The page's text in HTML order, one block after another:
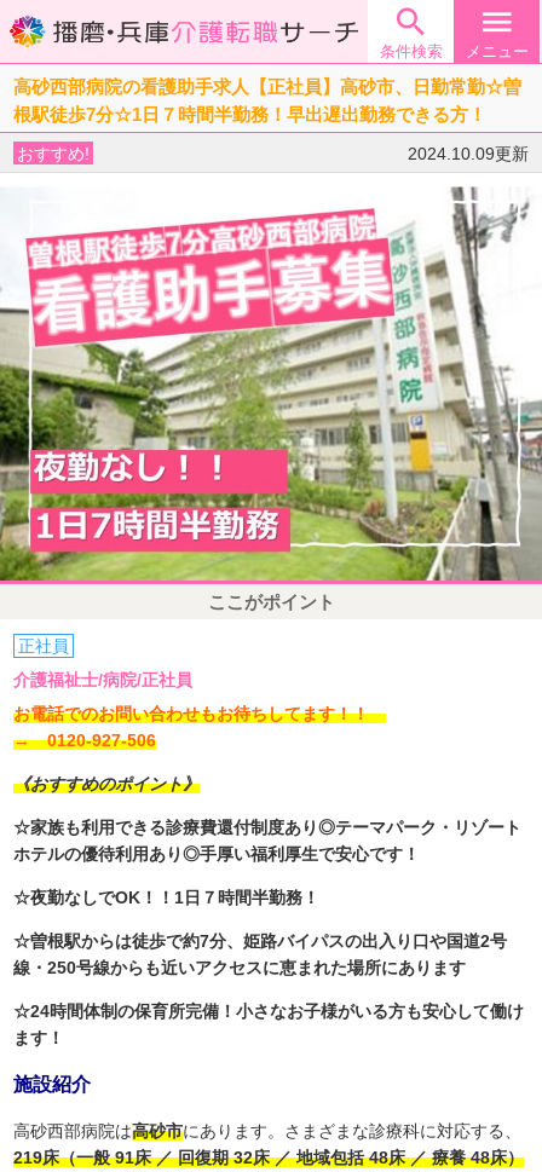

条件検索
menu
メニュー
高砂西部病院の看護助手求人【正社員】高砂市、日勤常勤☆曽
根駅徒歩7分☆1日７時間半勤務！早出遅出勤務できる方！
おすすめ! 2024.10.09更新
ここがポイント
正社員
介護福祉士/病院/正社員
お電話でのお問い合わせもお待ちしてます！！
→ 0120-927-506
《おすすめのポイント》
☆家族も利用できる診療費還付制度あり◎テーマパーク・リゾート
ホテルの優待利用あり◎手厚い福利厚生で安心です！
☆夜勤なしでOK！！1日７時間半勤務！
☆曽根駅からは徒歩で約7分、姫路バイパスの出入り口や国道2号
線・250号線からも近いアクセスに恵まれた場所にあります
☆24時間体制の保育所完備！小さなお子様がいる方も安心して働け
ます！
施設紹介
高砂西部病院は高砂市にあります。さまざまな診療科に対応する、
219床（一般 91床 ／ 回復期 32床 ／ 地域包括 48床 ／ 療養 48床）